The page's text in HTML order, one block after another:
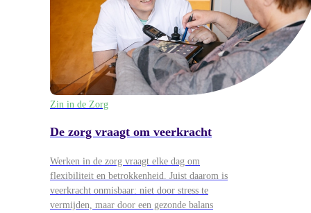
Zin in de Zorg
De zorg vraagt om veerkracht
Werken in de zorg vraagt elke dag om
flexibiliteit en betrokkenheid. Juist daarom is
veerkracht onmisbaar: niet door stress te
vermijden, maar door een gezonde balans